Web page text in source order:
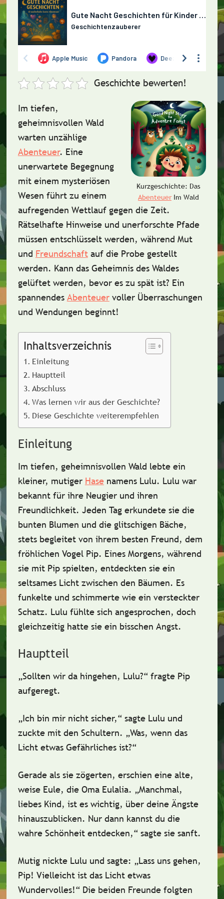
Geschichte bewerten!
Kurzgeschichte: Das
AbenteuerIm Wald
Im tiefen,
geheimnisvollen Wald
warten unzählige
Abenteuer. Eine
unerwartete Begegnung
mit einem mysteriösen
Wesen führt zu einem
aufregenden Wettlauf gegen die Zeit.
Rätselhafte Hinweise und unerforschte Pfade
müssen entschlüsselt werden, während Mut
und Freundschaftauf die Probe gestellt
werden. Kann das Geheimnis des Waldes
gelüftet werden, bevor es zu spät ist? Ein
spannendes Abenteuervoller Überraschungen
und Wendungen beginnt!
Inhaltsverzeichnis
Einleitung
Hauptteil
Abschluss
Was lernen wir aus der Geschichte?
Diese Geschichte weiterempfehlen
Einleitung
Im tiefen, geheimnisvollen Wald lebte ein
kleiner, mutiger Hasenamens Lulu. Lulu war
bekannt für ihre Neugierund ihren
Freundlichkeit. Jeden Tag erkundete sie die
bunten Blumen und die glitschigen Bäche,
stets begleitet von ihrem besten Freund, dem
fröhlichen Vogel Pip. Eines Morgens, während
sie mit Pip spielten, entdeckten sie ein
seltsames Licht zwischen den Bäumen. Es
funkelte und schimmerte wie ein versteckter
Schatz. Lulu fühlte sich angesprochen, doch
gleichzeitig hatte sie ein bisschen Angst.
Hauptteil
„Sollten wir da hingehen, Lulu?“ fragte Pip
aufgeregt.
„Ich bin mir nicht sicher,“ sagte Lulu und
zuckte mit den Schultern. „Was, wenn das
Licht etwas Gefährliches ist?“
Gerade als sie zögerten, erschien eine alte,
weise Eule, die Oma Eulalia. „Manchmal,
liebes Kind, ist es wichtig, über deine Ängste
hinauszublicken. Nur dann kannst du die
wahre Schönheit entdecken,“ sagte sie sanft.
Mutig nickte Lulu und sagte: „Lass uns gehen,
Pip! Vielleicht ist das Licht etwas
Wundervolles!“ Die beiden Freunde folgten